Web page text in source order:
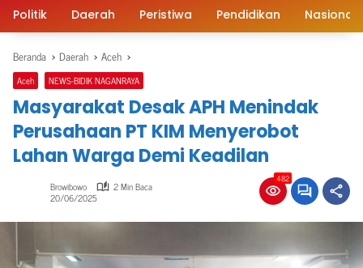
Politik Daerah Peristiwa Pendidikan Nasional
Beranda Daerah Aceh
Aceh NEWS-BIDIK NAGANRAYA
Masyarakat Desak APH Menindak
Perusahaan PT KIM Menyerobot
Lahan Warga Demi Keadilan
Browibowo 2 Min Baca
20/06/2025
482